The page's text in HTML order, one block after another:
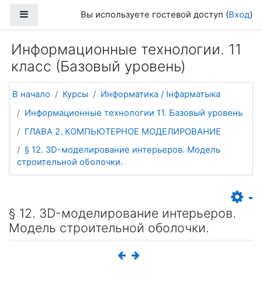
Боковая панельВы используете гостевой доступ (Вход)
Информационные технологии. 11
класс (Базовый уровень)
В начало Курсы
Информатика / Інфарматыка
Информационные технологии 11. Базовый уровень
ГЛАВА 2. КОМПЬЮТЕРНОЕ МОДЕЛИРОВАНИЕ
§ 12. 3D-моделирование интерьеров. Модель
строительной оболочки.
§ 12. 3D-моделирование интерьеров.
Модель строительной оболочки.